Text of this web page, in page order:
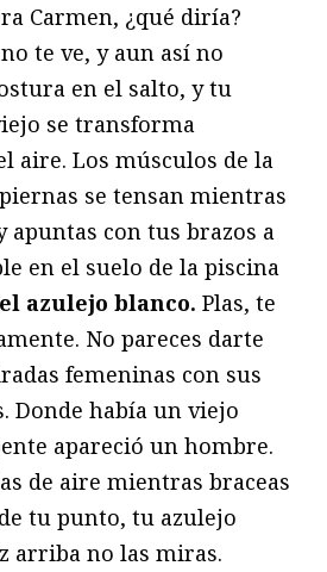
Carmen, ¿qué diría?
te ve, y aun así no
en el salto, y tu
se transforma
aire. Los músculos de la
se tensan mientras
apuntas con tus brazos a
en el suelo de la piscina
el azulejo blanco. Plas, te
No pareces darte
femeninas con sus
Donde había un viejo
apareció un hombre.
de aire mientras braceas
tu punto, tu azulejo
arriba no las miras.